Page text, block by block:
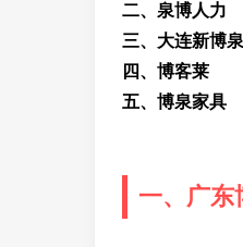
二、泉博人力
三、大连新博泉
四、博客莱
五、博泉家具
一、广东